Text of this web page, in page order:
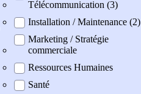
Télécommunication (3)
Installation / Maintenance (2)
Marketing / Stratégie
commerciale
Ressources Humaines
Santé